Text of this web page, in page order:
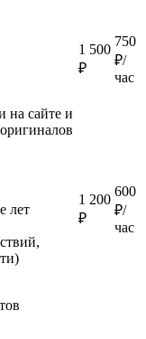
1 500
₽
750
₽/
час
на сайте и
лет
1 200
₽
600
₽/
час